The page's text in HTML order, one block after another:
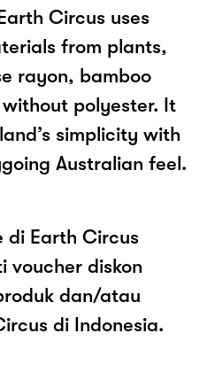
Circus uses
from plants,
rayon, bamboo
polyester. It
simplicity with
Australian feel.
di Earth Circus
voucher diskon
dan/atau
di Indonesia.